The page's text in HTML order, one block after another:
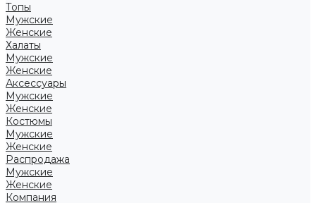
Топы
Мужские
Женские
Халаты
Мужские
Женские
Аксессуары
Мужские
Женские
Костюмы
Мужские
Женские
Распродажа
Мужские
Женские
Компания